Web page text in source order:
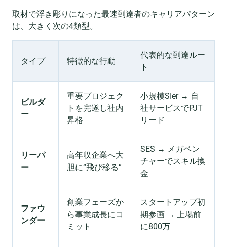
取材で浮き彫りになった最速到達者のキャリアパターン
は、大きく次の4類型。
タイプ 特徴的な行動
代表的な到達ルー
ト
ビルダ
ー
重要プロジェク
トを完遂し社内
昇格
小規模SIer → 自
社サービスでPJT
リード
リーパ
ー
高年収企業へ大
胆に“飛び移る”
SES → メガベン
チャーでスキル換
金
ファウ
ンダー
創業フェーズか
ら事業成長にコ
ミット
スタートアップ初
期参画 → 上場前
に800万